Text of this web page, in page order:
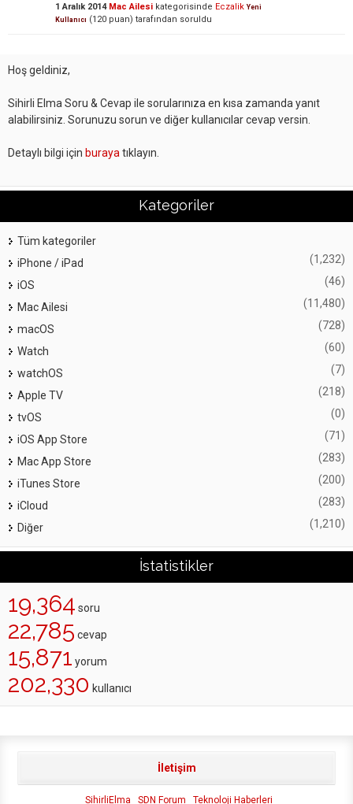
1 Aralık 2014 Mac Ailesi kategorisinde Eczalik Yeni
Kullanıcı (120 puan) tarafından soruldu
Hoş geldiniz,
Sihirli Elma Soru & Cevap ile sorularınıza en kısa zamanda yanıt
alabilirsiniz. Sorunuzu sorun ve diğer kullanıcılar cevap versin.
Detaylı bilgi için buraya tıklayın.
Kategoriler
Tüm kategoriler
iPhone / iPad
(1,232)
iOS (46)
Mac Ailesi (11,480)
macOS (728)
Watch (60)
watchOS (7)
Apple TV (218)
tvOS (0)
iOS App Store (71)
Mac App Store (283)
iTunes Store (200)
iCloud (283)
Diğer (1,210)
İstatistikler
19,364 soru
22,785 cevap
15,871 yorum
202,330 kullanıcı
İletişim
SihirliElma SDN Forum Teknoloji Haberleri